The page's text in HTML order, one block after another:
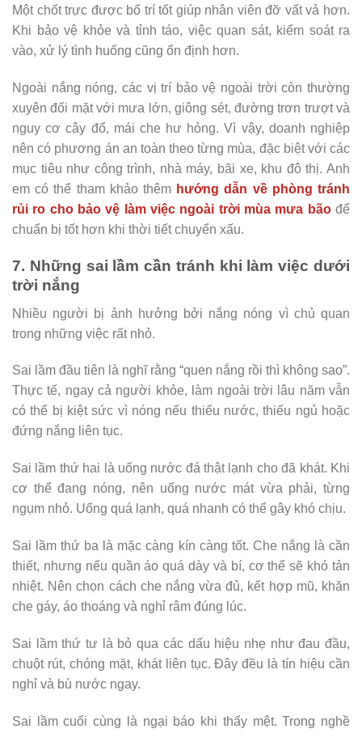
Một chốt trực được bố trí tốt giúp nhân viên đỡ vất vả hơn.
Khi bảo vệ khỏe và tỉnh táo, việc quan sát, kiểm soát ra
vào, xử lý tình huống cũng ổn định hơn.
Ngoài nắng nóng, các vị trí bảo vệ ngoài trời còn thường
xuyên đối mặt với mưa lớn, giông sét, đường trơn trượt và
nguy cơ cây đổ, mái che hư hỏng. Vì vậy, doanh nghiệp
nên có phương án an toàn theo từng mùa, đặc biệt với các
mục tiêu như công trình, nhà máy, bãi xe, khu đô thị. Anh
em có thể tham khảo thêm hướng dẫn về phòng tránh
rủi ro cho bảo vệ làm việc ngoài trời mùa mưa bãođể
chuẩn bị tốt hơn khi thời tiết chuyển xấu.
7. Những sai lầm cần tránh khi làm việc dưới
trời nắng
Nhiều người bị ảnh hưởng bởi nắng nóng vì chủ quan
trong những việc rất nhỏ.
Sai lầm đầu tiên là nghĩ rằng “quen nắng rồi thì không sao”.
Thực tế, ngay cả người khỏe, làm ngoài trời lâu năm vẫn
có thể bị kiệt sức vì nóng nếu thiếu nước, thiếu ngủ hoặc
đứng nắng liên tục.
Sai lầm thứ hai là uống nước đá thật lạnh cho đã khát. Khi
cơ thể đang nóng, nên uống nước mát vừa phải, từng
ngụm nhỏ. Uống quá lạnh, quá nhanh có thể gây khó chịu.
Sai lầm thứ ba là mặc càng kín càng tốt. Che nắng là cần
thiết, nhưng nếu quần áo quá dày và bí, cơ thể sẽ khó tản
nhiệt. Nên chọn cách che nắng vừa đủ, kết hợp mũ, khăn
che gáy, áo thoáng và nghỉ râm đúng lúc.
Sai lầm thứ tư là bỏ qua các dấu hiệu nhẹ như đau đầu,
chuột rút, chóng mặt, khát liên tục. Đây đều là tín hiệu cần
nghỉ và bù nước ngay.
Sai lầm cuối cùng là ngại báo khi thấy mệt. Trong nghề